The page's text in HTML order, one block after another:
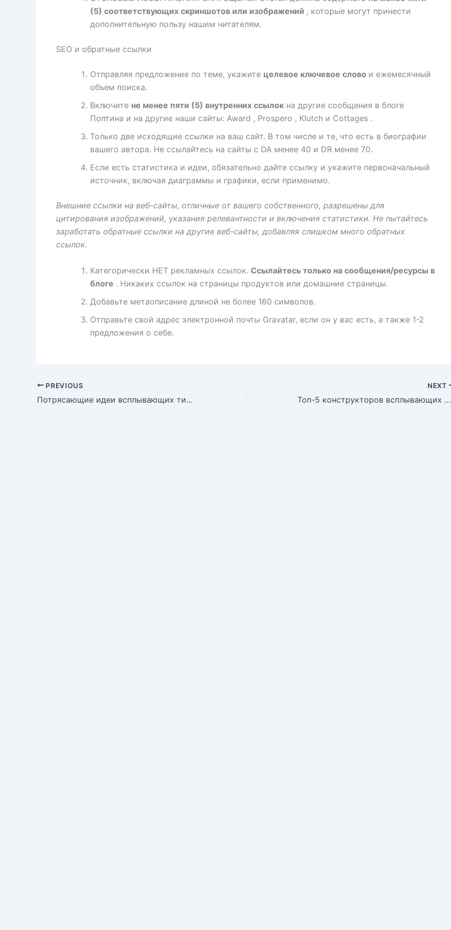
(5) соответствующих скриншотов или изображений , которые могут принести
дополнительную пользу нашим читателям.
SEO и обратные ссылки
Отправляя предложение по теме, укажите целевое ключевое слово и ежемесячный
объем поиска.
Включите не менее пяти (5) внутренних ссылок на другие сообщения в блоге
Поптина и на другие наши сайты: Award , Prospero , Klutch и Cottages .
Только две исходящие ссылки на ваш сайт. В том числе и те, что есть в биографии
вашего автора. Не ссылайтесь на сайты с DA менее 40 и DR менее 70.
Если есть статистика и идеи, обязательно дайте ссылку и укажите первоначальный
источник, включая диаграммы и графики, если применимо.
Внешние ссылки на веб-сайты, отличные от вашего собственного, разрешены для
цитирования изображений, указания релевантности и включения статистики. Не пытайтесь
заработать обратные ссылки на другие веб-сайты, добавляя слишком много обратных
ссылок.
Категорически НЕТ рекламных ссылок. Ссылайтесь только на сообщения/ресурсы в
блоге . Никаких ссылок на страницы продуктов или домашние страницы.
Добавьте метаописание длиной не более 160 символов.
Отправьте свой адрес электронной почты Gravatar, если он у вас есть, а также 1-2
предложения о себе.
PREVIOUS
Потрясающие идеи всплывающих тизеров для увеличения конверсии
NEXT
Топ-5 конструкторов всплывающих окон на 2024 год